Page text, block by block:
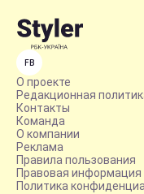
FB
О проекте
Редакционная
Контакты
Команда
О компании
Реклама
Правила пользования
Правовая информация
Политика